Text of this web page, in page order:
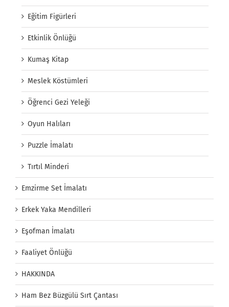
Eğitim Figürleri
Etkinlik Önlüğü
Kumaş Kitap
Meslek Köstümleri
Öğrenci Gezi Yeleği
Oyun Halıları
Puzzle İmalatı
Tırtıl Minderi
Emzirme Set İmalatı
Erkek Yaka Mendilleri
Eşofman İmalatı
Faaliyet Önlüğü
HAKKINDA
Ham Bez Büzgülü Sırt Çantası